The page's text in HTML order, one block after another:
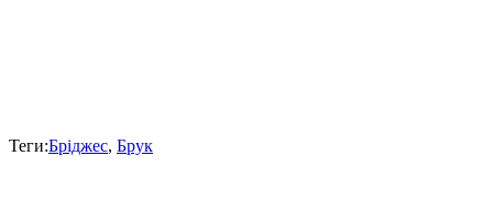
Теги:Бріджес, Брук